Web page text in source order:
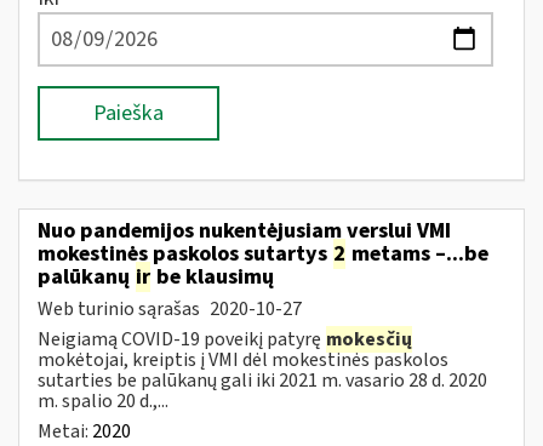
Paieška
Nuo pandemijos nukentėjusiam verslui VMI
mokestinės paskolos sutartys 2 metams –...be
palūkanų ir be klausimų
Web turinio sąrašas 2020-10-27
Neigiamą COVID-19 poveikį patyrę mokesčių
mokėtojai, kreiptis į VMI dėl mokestinės paskolos
sutarties be palūkanų gali iki 2021 m. vasario 28 d. 2020
m. spalio 20 d.,...
Metai: 2020